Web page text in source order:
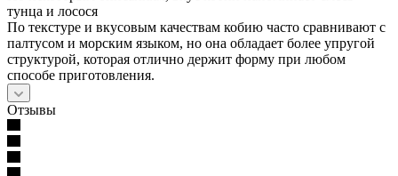
тунца и лосося
По текстуре и вкусовым качествам кобию часто сравнивают с
палтусом и морским языком, но она обладает более упругой
структурой, которая отлично держит форму при любом
способе приготовления.
Отзывы